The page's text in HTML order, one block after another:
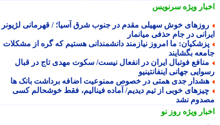
ویژهسرنویس
خوش سهیلی مقدم در جنوب شرق آسیا؛ / قهرمانی لژیونر
در جام حذفی میانمار
ما امروز نیازمند دانشمندانی هستیم که گره از مشکلات
بگشایند
فوتبال ایران در انفعال نیست/ سکوت مهدی تاج در قبال
جهانی اینفانتینیو
جدی همتی در خصوص ممنوعیت اضافه برداشت بانک ها
خوبی از تیم دیدیم/ آماده فینالیم، فقط خوشحالم کسی
نشد
ویژهروز نو